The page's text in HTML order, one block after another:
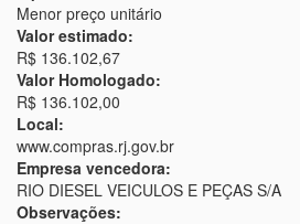
Menor preço unitário
Valor estimado:
R$ 136.102,67
Valor Homologado:
R$ 136.102,00
Local:
www.compras.rj.gov.br
Empresa vencedora:
RIO DIESEL VEICULOS E PEÇAS S/A
Observações: